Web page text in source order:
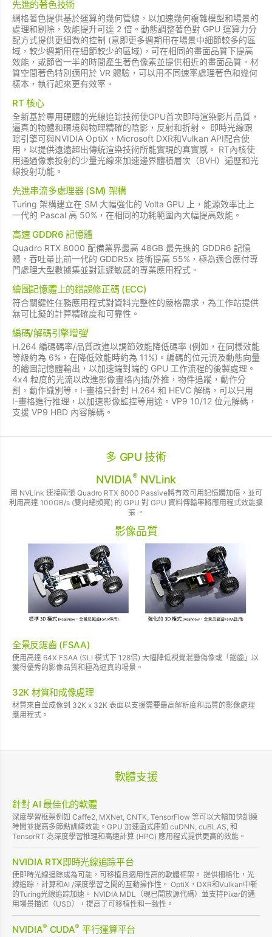
先進的著色技術
網格著色提供基於運算的幾何管線，以加速幾何複雜模型和場景的
處理和剔除，效能提升可達 2 倍。動態調整著色對 GPU 運算力分
配方式提供更細微的控制 (意即更多週期用在場景中細節較多的區
域，較少週期用在細節較少的區域)，可在相同的畫面品質下提高
效能，或節省一半的時間產生著色像素並提供相近的畫面品質。材
質空間著色特別適用於 VR 體驗，可以用不同速率處理著色和幾何
樣本，執行起來更有效率。
RT 核心
全新基於專用硬體的光線追踪技術使GPU首次即時渲染影片品質，
逼真的物體和環境與物理精確的陰影，反射和折射。 即時光線跟
踪引擎可與NVIDIA OptiX，Microsoft DXR和Vulkan API配合使
用，以提供遠遠超出傳統渲染技術所能實現的真實感。 RT內核使
用通過像素投射的少量光線來加速邊界體積層次（BVH）遍歷和光
線投射功能。
先進串流多處理器 (SM) 架構
Turing 架構建立在 SM 大幅強化的 Volta GPU 上，能源效率比上
一代的 Pascal 高 50%，在相同的功耗範圍內大幅提高效能。
高速 GDDR6 記憶體
Quadro RTX 8000 配備業界最高 48GB 最先進的 GDDR6 記憶
體，吞吐量比前一代的 GDDR5x 技術提高 55%，極為適合應付專
門處理大型數據集並對延遲敏感的專業應用程式。
繪圖記憶體上的錯誤修正碼 (ECC)
符合關鍵性任務應用程式對資料完整性的嚴格需求，為工作站提供
無可比擬的計算精確度和可靠性。
編碼/解碼引擎增強i
H.264 編碼碼率/品質改進以調節效能降低碼率 (例如，在同樣效能
等級約為 6%，在降低效能時約為 11%)。編碼的位元流及動態向量
的繪圖記憶體輸出，以加速端對端的 GPU 工作流程的後製處理。
4x4 粒度的光流以改進影像畫格內插/外推，物件追蹤，動作分
割，動作識別等。I-畫格只針對 H.264 和 HEVC 解碼，可以只用
I-畫格進行推理，以加速影像監控等用途。VP9 10/12 位元解碼，
支援 VP9 HBD 內容解碼。
多 GPU 技術
NVIDIA®NVLink
用 NVLink 連接兩張 Quadro RTX 8000 Passive將有效可用記憶體加倍，並可
利用高達 100GB/s (雙向總頻寬) 的 GPU 對 GPU 資料傳輸率將應用程式效能擴
張 。
影像品質
全景反鋸齒 (FSAA)
使用高達 64X FSAA (SLI 模式下 128倍) 大幅降低視覺混疊偽像或「鋸齒」以
獲得優秀的影像品質和極為逼真的場景。
32K 材質和成像處理
材質來自並成像到 32K x 32K 表面以支援需要最高解析度和品質的影像處理
應用程式。
軟體支援
針對 AI 最佳化的軟體
深度學習框架例如 Caffe2, MXNet, CNTK, TensorFlow 等可以大幅加快訓練
時間並提高多節點訓練效能。GPU 加速函式庫如 cuDNN, cuBLAS, 和
TensorRT 為深度學習推理和高速計算 (HPC) 應用程式提供更高的效能。
NVIDIA RTX即時光線追踪平台
使即時光線追踪成為可能，可移植且適用性高的軟體框架。 提供柵格化，光
線追踪，計算和AI /深度學習之間的互動操作性。 OptiX，DXR和Vulkan中新
的Turing光線追踪加速。 NVIDIA MDL（現已開放源代碼）並支持Pixar的通
用場景描述（USD），提高了可移植性和一致性。
NVIDIA® CUDA® 平行運算平台